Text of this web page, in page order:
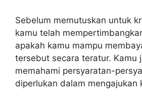
Sebelum memutuskan untuk
kamu telah
apakah kamu mampu
tersebut secara teratur. Kamu
memahami persyaratan-
diperlukan dalam mengajukan